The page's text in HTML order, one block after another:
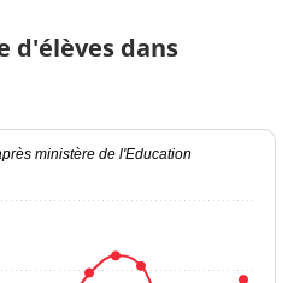
d'élèves dans
ministère de l'Education